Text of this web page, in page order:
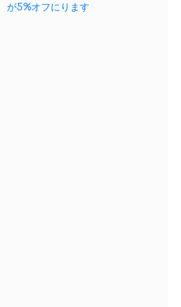
が5%オフにります